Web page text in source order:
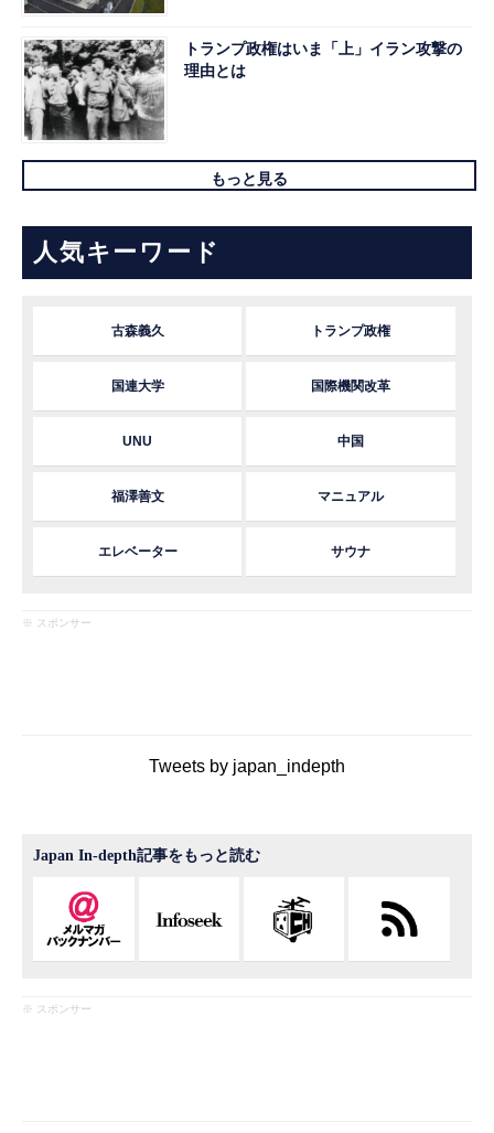
トランプ政権はいま「上」イラン攻撃の
理由とは
もっと見る
人気キーワード
古森義久 トランプ政権
国連大学 国際機関改革
UNU 中国
福澤善文 マニュアル
エレベーター サウナ
※ スポンサー
Tweets by japan_indepth
Japan In-depth記事をもっと読む
※ スポンサー